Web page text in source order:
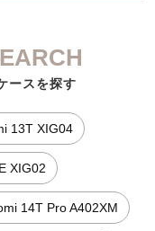
ースを探す
13T XIG04
XIG02
14T Pro A402XM